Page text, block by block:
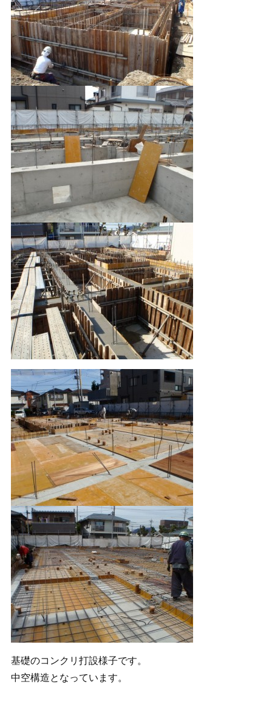
基礎のコンクリ打設様子です。
中空構造となっています。